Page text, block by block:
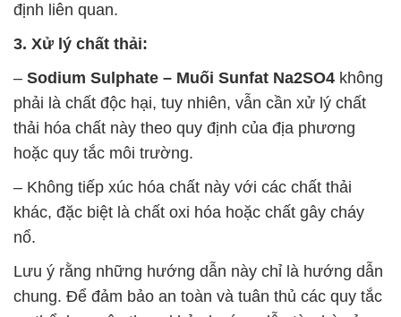
định liên quan.
3. Xử lý chất thải:
– Sodium Sulphate – Muối Sunfat Na2SO4 không
phải là chất độc hại, tuy nhiên, vẫn cần xử lý chất
thải hóa chất này theo quy định của địa phương
hoặc quy tắc môi trường.
– Không tiếp xúc hóa chất này với các chất thải
khác, đặc biệt là chất oxi hóa hoặc chất gây cháy
nổ.
Lưu ý rằng những hướng dẫn này chỉ là hướng dẫn
chung. Để đảm bảo an toàn và tuân thủ các quy tắc